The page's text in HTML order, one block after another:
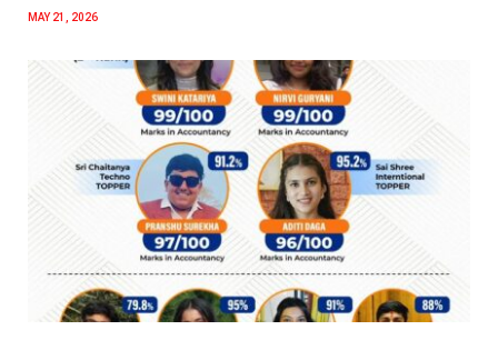
MAY 21, 2026